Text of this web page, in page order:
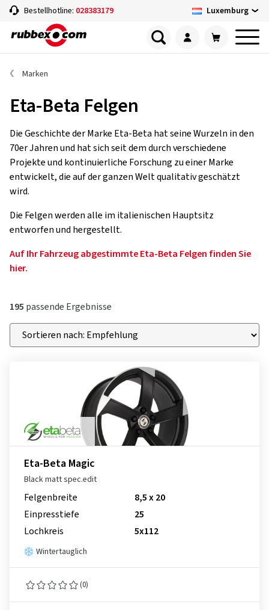
Bestellhotline: 028383179 Luxemburg
Marken
Eta-Beta Felgen
Die Geschichte der Marke Eta-Beta hat seine Wurzeln in den
70er Jahren und hat sich seit dem durch verschiedene
Projekte und kontinuierliche Forschung zu einer Marke
entwickelt, die auf der ganzen Welt qualitativ geschätzt
wird.
Die Felgen werden alle im italienischen Hauptsitz
entworfen und hergestellt.
Auf Ihr Fahrzeug abgestimmte Eta-Beta Felgen finden Sie
hier.
195 passende Ergebnisse
Eta-Beta Magic
Black matt spec.edit
Felgenbreite
8,5 x 20
Einpresstiefe
25
Lochkreis
5x112
Wintertauglich
(0)